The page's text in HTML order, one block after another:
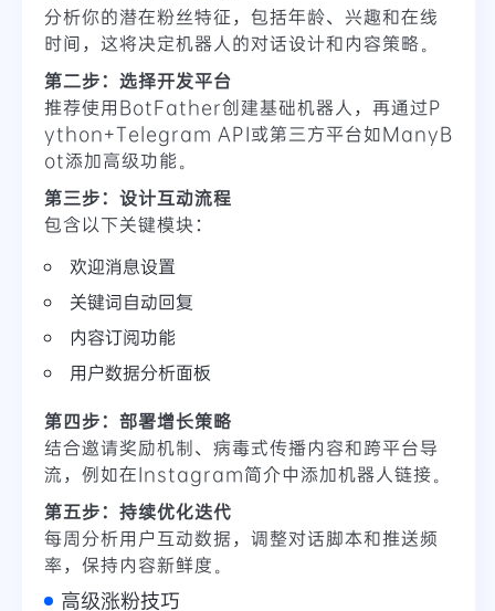
分析你的潜在粉丝特征，包括年龄、兴趣和在线
时间，这将决定机器人的对话设计和内容策略。
第二步：选择开发平台
推荐使用BotFather创建基础机器人，再通过P
ython+Telegram API或第三方平台如ManyB
ot添加高级功能。
第三步：设计互动流程
包含以下关键模块：
欢迎消息设置
关键词自动回复
内容订阅功能
用户数据分析面板
第四步：部署增长策略
结合邀请奖励机制、病毒式传播内容和跨平台导
流，例如在Instagram简介中添加机器人链接。
第五步：持续优化迭代
每周分析用户互动数据，调整对话脚本和推送频
率，保持内容新鲜度。
高级涨粉技巧